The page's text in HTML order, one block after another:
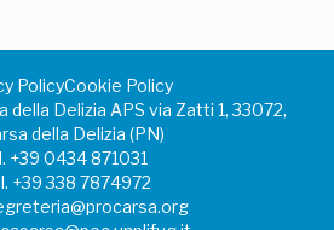
PolicyCookie Policy
Delizia APS via Zatti 1, 33072,
della Delizia (PN)
+39 0434 871031
+39 338 7874972